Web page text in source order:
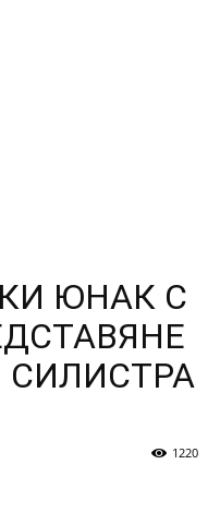
ЮНАК С
СИЛИСТРА
1220